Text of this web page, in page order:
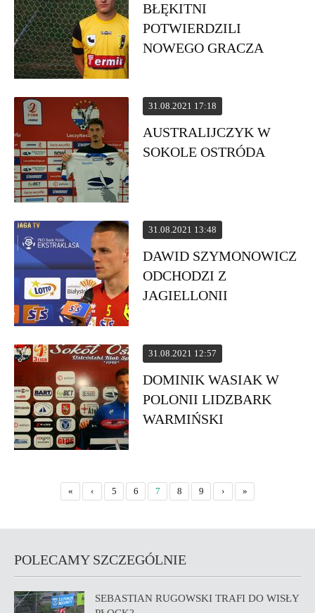
BŁĘKITNI
POTWIERDZILI
NOWEGO GRACZA
31.08.2021 17:18
AUSTRALIJCZYK W
SOKOLE OSTRÓDA
31.08.2021 13:48
DAWID SZYMONOWICZ
ODCHODZI Z
JAGIELLONII
31.08.2021 12:57
DOMINIK WASIAK W
POLONII LIDZBARK
WARMIŃSKI
« ‹ 5 6 7 8 9 › »
POLECAMY SZCZEGÓLNIE
SEBASTIAN RUGOWSKI TRAFI DO WISŁY